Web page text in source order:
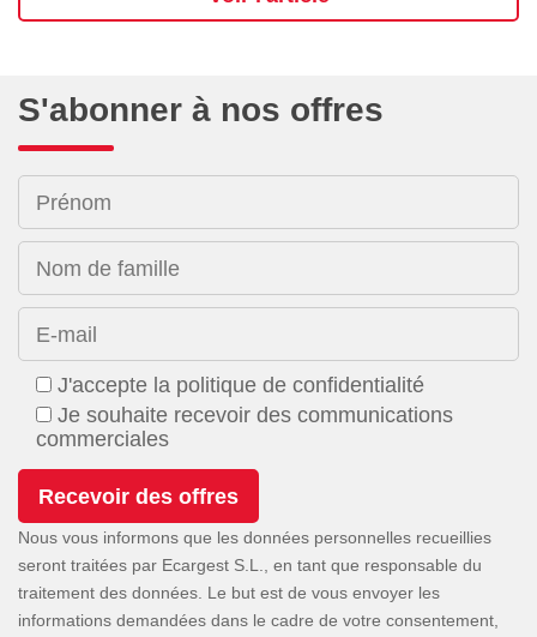
S'abonner à nos offres
Prénom
Nom de famille
E-mail
J'accepte la politique de confidentialité
Je souhaite recevoir des communications
commerciales
Nous vous informons que les données personnelles recueillies
seront traitées par Ecargest S.L., en tant que responsable du
traitement des données. Le but est de vous envoyer les
informations demandées dans le cadre de votre consentement,